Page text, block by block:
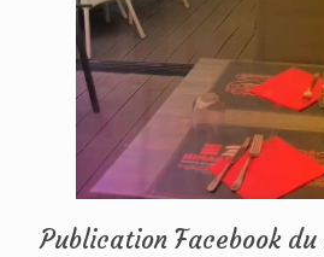
Publication Facebook